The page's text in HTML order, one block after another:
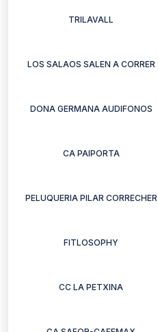
TRILAVALL
LOS SALAOS SALEN A CORRER
DONA GERMANA AUDIFONOS
CA PAIPORTA
PELUQUERIA PILAR CORRECHER
FITLOSOPHY
CC LA PETXINA